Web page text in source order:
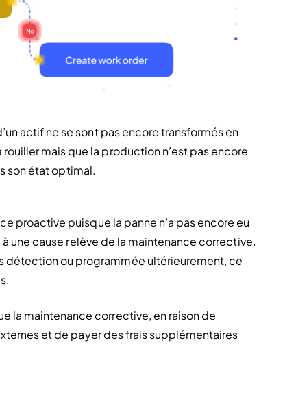
actif ne se sont pas encore transformés en
mais que la production n’est pas encore
son état optimal.
proactive puisque la panne n’a pas encore eu
une cause relève de la maintenance corrective.
ou programmée ultérieurement, ce
la maintenance corrective, en raison de
et de payer des frais supplémentaires